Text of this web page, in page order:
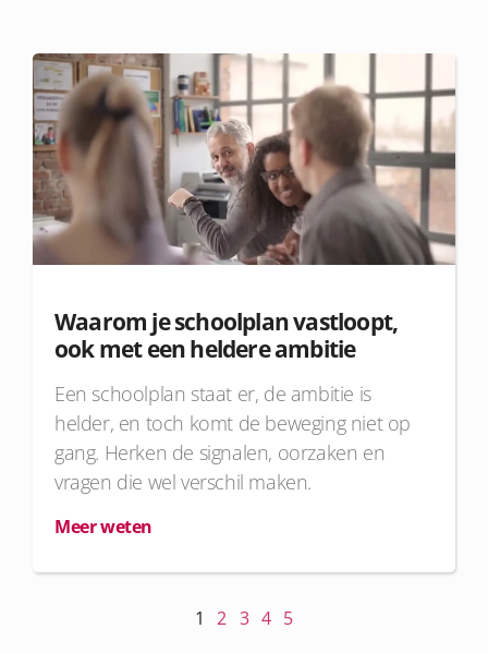
Waarom je schoolplan vastloopt,
ook met een heldere ambitie
Een schoolplan staat er, de ambitie is
helder, en toch komt de beweging niet op
gang. Herken de signalen, oorzaken en
vragen die wel verschil maken.
Meer weten
1 2 3 4 5